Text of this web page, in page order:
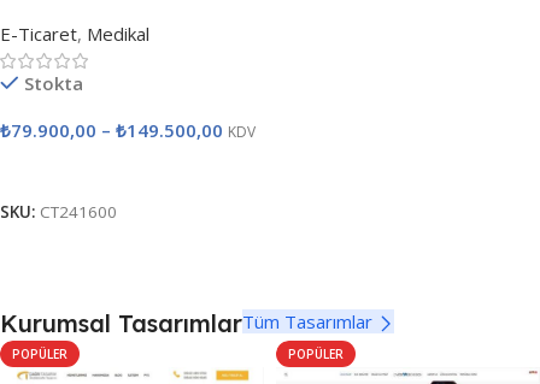
E-Ticaret, Medikal
Stokta
₺79.900,00 – ₺149.500,00 KDV
SKU: CT241600
Kurumsal TasarımlarTüm Tasarımlar
POPÜLER POPÜLER